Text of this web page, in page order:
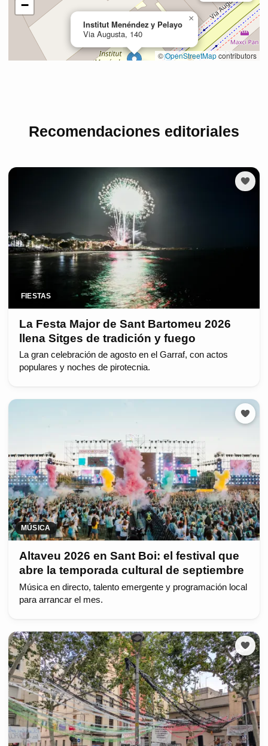
Recomendaciones editoriales
FIESTAS
La Festa Major de Sant Bartomeu 2026
llena Sitges de tradición y fuego
La gran celebración de agosto en el Garraf, con actos
populares y noches de pirotecnia.
MÚSICA
Altaveu 2026 en Sant Boi: el festival que
abre la temporada cultural de septiembre
Música en directo, talento emergente y programación local
para arrancar el mes.